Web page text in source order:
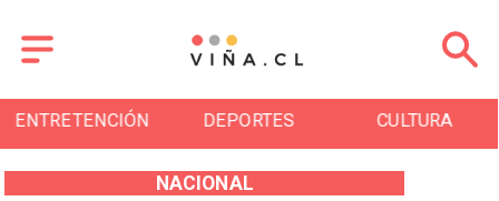
ENTRETENCIÓN DEPORTES CULTURA
NACIONAL